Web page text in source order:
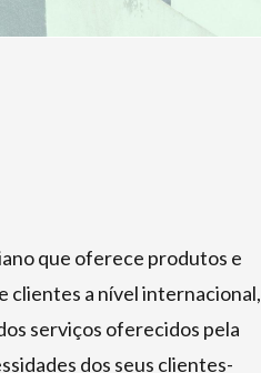
que oferece produtos e
clientes a nível internacional,
serviços oferecidos pela
dos seus clientes-